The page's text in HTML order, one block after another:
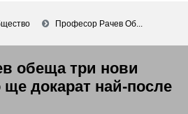
Професор Рачев Об...
обеща три нови
ще докарат най-после